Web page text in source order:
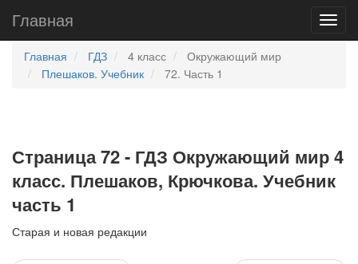
Главная
Главная ГДЗ 4 класс
Окружающий мир
Плешаков. Учебник
72. Часть 1
Страница 72 - ГДЗ Окружающий мир 4
класс. Плешаков, Крючкова. Учебник
часть 1
Старая и новая редакции